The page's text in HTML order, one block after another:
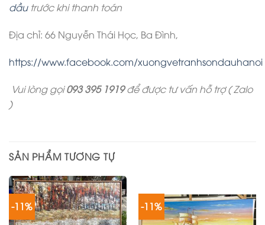
dầutrước khi thanh toán
Địa chỉ: 66 Nguyễn Thái Học, Ba Đình,
https://www.facebook.com/xuongvetranhsondauhanoi
Vui lòng gọi093 395 1919để được tư vấn hỗ trợ ( Zalo
)
SẢN PHẨM TƯƠNG TỰ
-11% -11%